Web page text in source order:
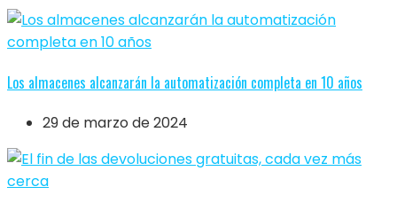
Los almacenes alcanzarán la automatización completa en 10 años
29 de marzo de 2024